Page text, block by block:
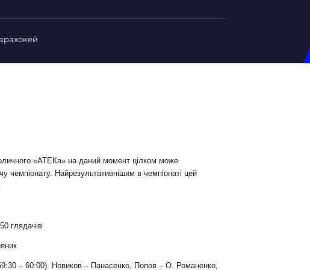
Україна (ж)
Склад Збірної
«АТЕКа» на даний момент цілком може
чемпіонату. Найрезультативнішим в чемпіонаті цей
глядачів
–60:00). Новиков – Панасенко, Попов – О. Романенко,